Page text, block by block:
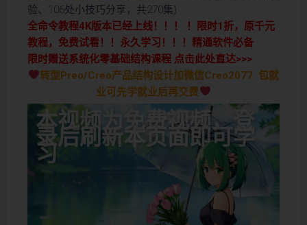
验、106处小技巧分享，共270集)
全命令教程4K版本已经上线！！！ ！限时1折，原千元
教程，免费试看！！永久学习！！！精通软件必备
限时赠送系统化零基础结构课程 点击此处直达>>>
转型Preo/Creo产品结构设计加微信Creo2077 包就
业可先学就业后再交费
本视频为免费视频，登
录后刷新本页面即可学
习